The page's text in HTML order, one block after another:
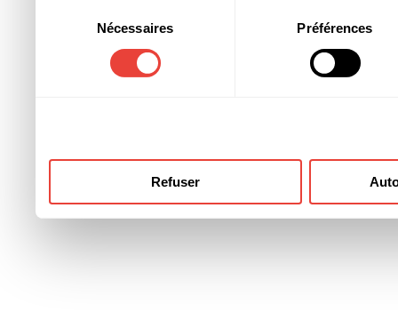
d'autres informations
ont collectées lors de
consentement
Nécessaires Préférences
Refuser